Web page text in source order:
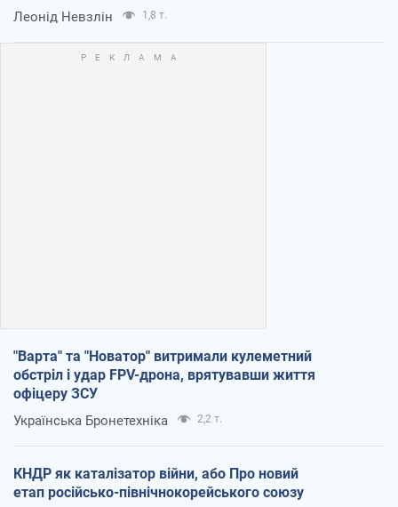
Леонід Невзлін 1,8 т.
"Варта" та "Новатор" витримали кулеметний
обстріл і удар FPV-дрона, врятувавши життя
офіцеру ЗСУ
Українська Бронетехніка 2,2 т.
КНДР як каталізатор війни, або Про новий
етап російсько-північнокорейського союзу